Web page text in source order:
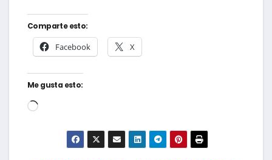
Comparte esto:
Facebook X
Me gusta esto:
Cargando...